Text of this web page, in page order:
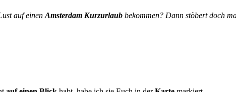
auf einen Amsterdam Kurzurlaubbekommen? Dann stöbert doch